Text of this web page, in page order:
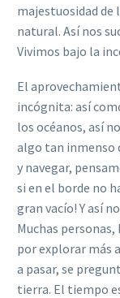
majestuosidad de
natural. Así nos
Vivimos bajo la
El
incógnita: así
los océanos, así
algo tan inmenso
y navegar,
si en el borde no
gran vacío! Y así
Muchas personas,
por explorar más
a pasar, se
tierra. El tiempo